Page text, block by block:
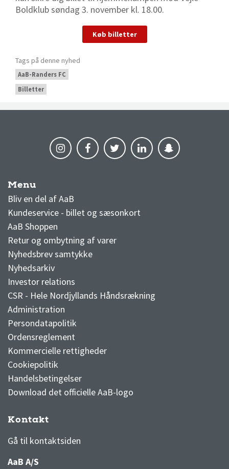
Boldklub søndag 3. november kl. 18.00.
Køb billetter
Tags på denne nyhed
AaB-Randers FC
Billetter
Menu
Bliv en del af AaB
Kundeservice - billet og sæsonkort
AaB Shoppen
Retur og ombytning af varer
Nyhedsbrev samtykke
Nyhedsarkiv
Investor relations
CSR - Hele Nordjyllands Håndsrækning
Administration
Persondatapolitik
Ordensreglement
Kommercielle rettigheder
Cookiepolitik
Handelsbetingelser
Download det officielle AaB-logo
Kontakt
Gå til kontaktsiden
AaB A/S